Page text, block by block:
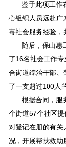
鉴于此项工作
心组织人员远赴广
毒社会服务经验，
随后，保山惠
了16名社会工作
合街道综治干部、
了一支超过100人
根据合同，服
个街道57个社区提
对登记在册的有关
况，开展帮扶救助